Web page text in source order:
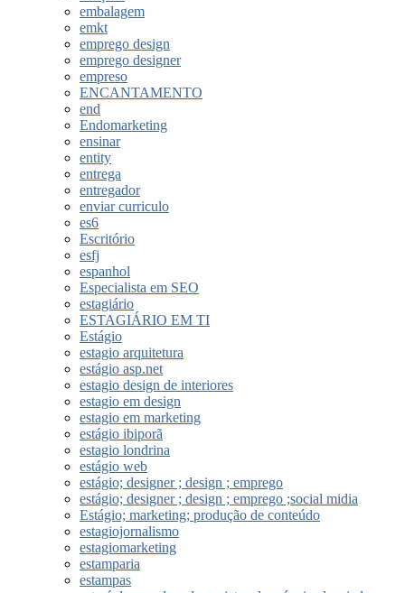
embalagem
emkt
emprego design
emprego designer
empreso
ENCANTAMENTO
end
Endomarketing
ensinar
entity
entrega
entregador
enviar curriculo
es6
Escritório
esfj
espanhol
Especialista em SEO
estagiário
ESTAGIÁRIO EM TI
Estágio
estagio arquitetura
estágio asp.net
estagio design de interiores
estagio em design
estagio em marketing
estágio ibiporã
estagio londrina
estágio web
estágio; designer ; design ; emprego
estágio; designer ; design ; emprego ;social midia
Estágio; marketing; produção de conteúdo
estagiojornalismo
estagiomarketing
estamparia
estampas